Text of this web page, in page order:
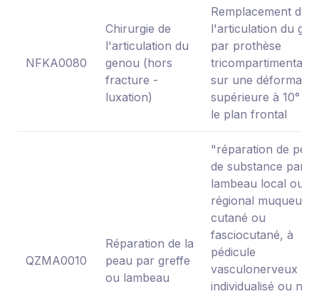
NFKA0080
Chirurgie de
l'articulation du
genou (hors
fracture -
luxation)
Remplacement de
l'articulation du
par prothèse
tricompartimentaire
sur une
supérieure à 10°
le plan frontal
QZMA0010
Réparation de la
peau par greffe
ou lambeau
"réparation de
de substance par
lambeau local ou
régional muqueux,
cutané ou
fasciocutané, à
pédicule
vasculonerveux
individualisé ou non